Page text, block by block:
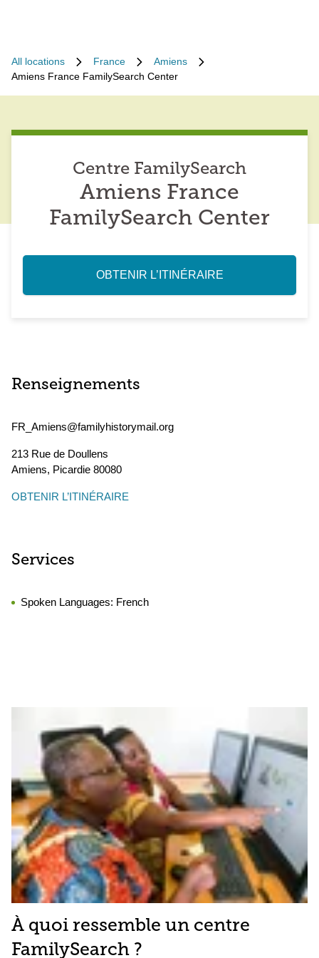
All locations France
Amiens
Amiens France FamilySearch Center
Centre FamilySearch
Amiens France
FamilySearch Center
OBTENIR L’ITINÉRAIRE
Renseignements
FR_Amiens@familyhistorymail.org
213 Rue de Doullens
Amiens, Picardie 80080
OBTENIR L’ITINÉRAIRE
Services
Spoken Languages: French
À quoi ressemble un centre
FamilySearch ?